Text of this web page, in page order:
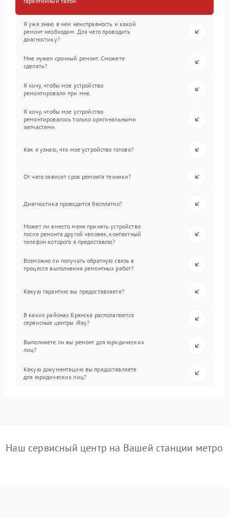
Я уже знаю в чем неисправность и какой
ремонт необходим. Для чего проводить
диагностику?
Мне нужен срочный ремонт. Сможете
сделать?
Я хочу, чтобы мое устройство
ремонтировали при мне.
Я хочу, чтобы мое устройство
ремонтировалось только оригинальными
запчастями.
Как я узнаю, что мое устройство готово?
От чего зависит срок ремонта техники?
Диагностика проводится бесплатно?
Может ли вместо меня принять устройство
после ремонта другой человек, контактный
телефон которого я предоставлю?
Возможно ли получать обратную связь в
процессе выполнения ремонтных работ?
Какую гарантию вы предоставляете?
В каких районах Брянска располагаются
сервисные центры iRay?
Выполняете ли вы ремонт для юридических
лиц?
Какую документацию вы предоставляете
для юридических лиц?
Наш сервисный центр на Вашей станции метро